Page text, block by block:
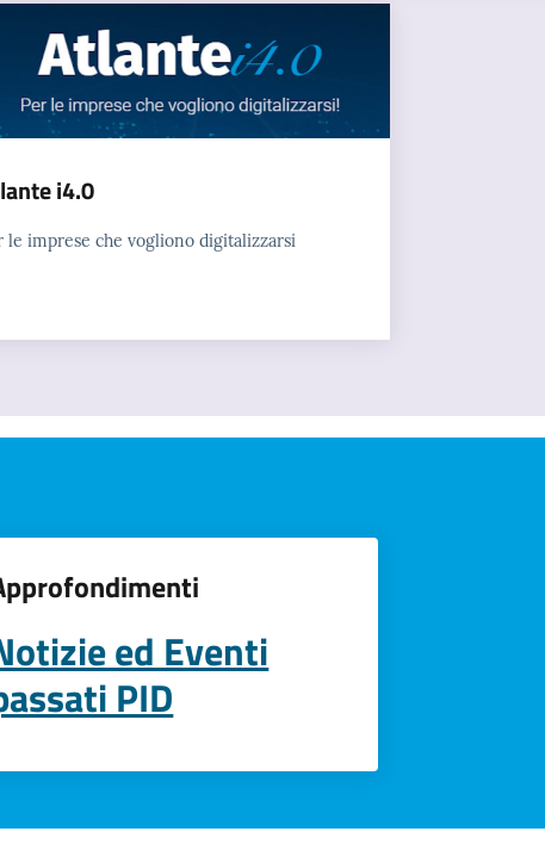
i4.0
le imprese che vogliono digitalizzarsi
ed Eventi
PID